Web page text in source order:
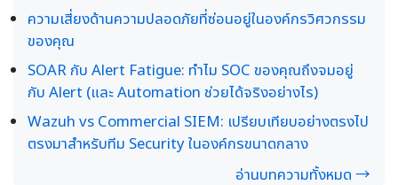
ความเสี่ยงด้านความปลอดภัยที่ซ่อนอยู่ในองค์กรวิศวกรรม
ของคุณ
SOAR กับ Alert Fatigue: ทำไม SOC ของคุณถึงจมอยู่
กับ Alert (และ Automation ช่วยได้จริงอย่างไร)
Wazuh vs Commercial SIEM: เปรียบเทียบอย่างตรงไป
ตรงมาสำหรับทีม Security ในองค์กรขนาดกลาง
อ่านบทความทั้งหมด →